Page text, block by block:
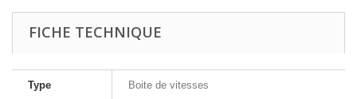
FICHE TECHNIQUE
Type Boite de vitesses